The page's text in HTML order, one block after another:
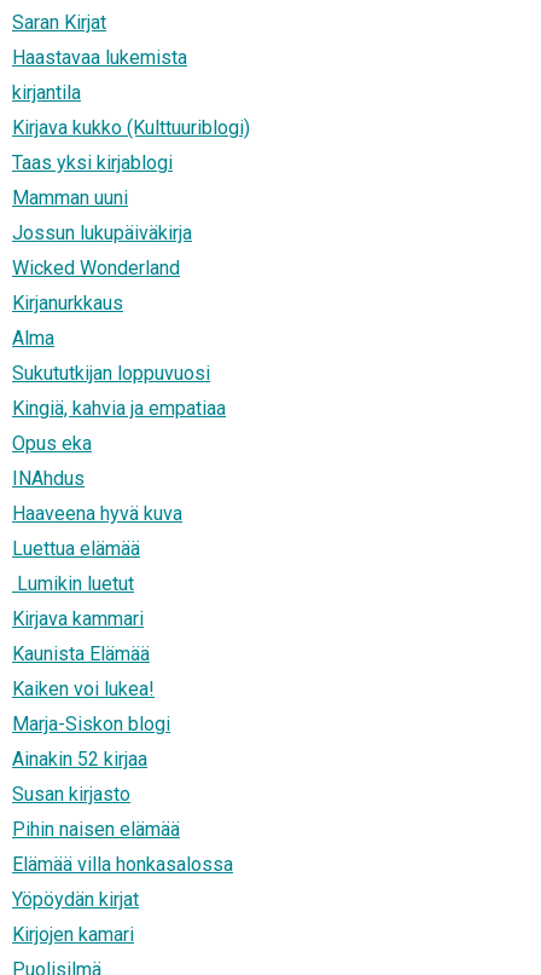
Saran Kirjat
Haastavaa lukemista
kirjantila
Kirjava kukko (Kulttuuriblogi)
Taas yksi kirjablogi
Mamman uuni
Jossun lukupäiväkirja
Wicked Wonderland
Kirjanurkkaus
Alma
Sukututkijan loppuvuosi
Kingiä, kahvia ja empatiaa
Opus eka
INAhdus
Haaveena hyvä kuva
Luettua elämää
Lumikin luetut
Kirjava kammari
Kaunista Elämää
Kaiken voi lukea!
Marja-Siskon blogi
Ainakin 52 kirjaa
Susan kirjasto
Pihin naisen elämää
Elämää villa honkasalossa
Yöpöydän kirjat
Kirjojen kamari
Puolisilmä